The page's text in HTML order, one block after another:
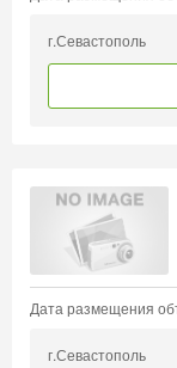
г.Севастополь
Дата размещения
г.Севастополь